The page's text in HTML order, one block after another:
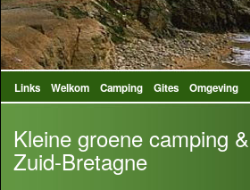
Links Welkom Camping Gites Omgeving
Kleine groene camping
Zuid-Bretagne